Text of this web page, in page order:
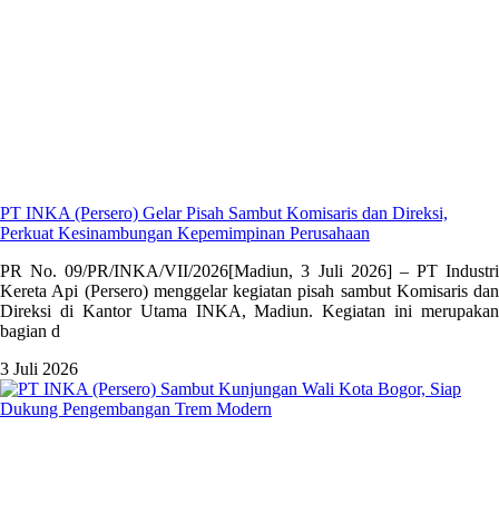
PT INKA (Persero) Gelar Pisah Sambut Komisaris dan Direksi,
Perkuat Kesinambungan Kepemimpinan Perusahaan
PR No. 09/PR/INKA/VII/2026[Madiun, 3 Juli 2026] – PT Industri
Kereta Api (Persero) menggelar kegiatan pisah sambut Komisaris dan
Direksi di Kantor Utama INKA, Madiun. Kegiatan ini merupakan
bagian d
3 Juli 2026